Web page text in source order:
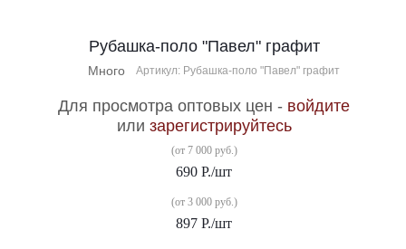
Рубашка-поло "Павел" графит
Много Артикул: Рубашка-поло "Павел" графит
Для просмотра оптовых цен - войдите
или зарегистрируйтесь
(от 7 000 руб.)
690 Р./шт
(от 3 000 руб.)
897 Р./шт